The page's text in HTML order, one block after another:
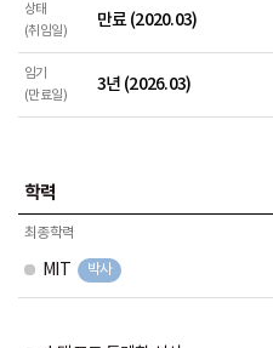
상태
(취임일)
만료 (2020.03)
임기
(만료일)
3년 (2026.03)
학력
최종학력
MIT 박사